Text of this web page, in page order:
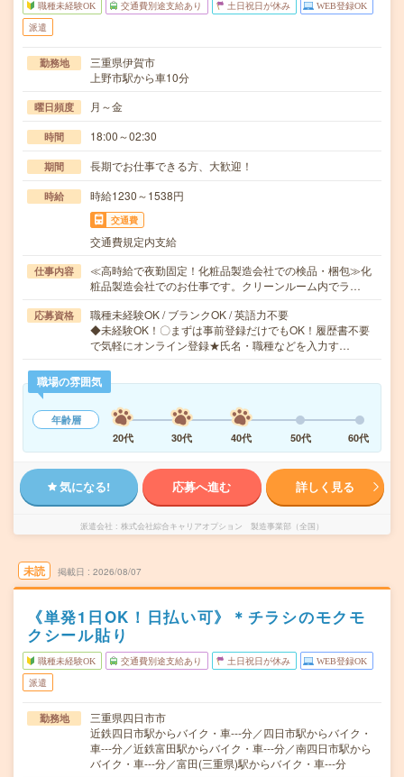
職種未経験OK 交通費別途支給あり 土日祝日が休み WEB登録OK
派遣
勤務地
三重県伊賀市
上野市駅から車10分
曜日頻度 月～金
時間 18:00～02:30
期間 長期でお仕事できる方、大歓迎！
時給 時給1230～1538円
交通費
交通費規定内支給
仕事内容
≪高時給で夜勤固定！化粧品製造会社での検品・梱包≫化
粧品製造会社でのお仕事です。クリーンルーム内でラ…
応募資格
職種未経験OK / ブランクOK / 英語力不要
◆未経験OK！〇まずは事前登録だけでもOK！履歴書不要
で気軽にオンライン登録★氏名・職種などを入力す…
職場の雰囲気
年齢層
20代
30代 40代 50代 60代
気になる! 応募へ進む 詳しく見る
派遣会社 株式会社綜合キャリアオプション 製造事業部（全国）
未読 掲載日 2026/08/07
《単発1日OK！日払い可》＊チラシのモクモ
クシール貼り
職種未経験OK 交通費別途支給あり 土日祝日が休み WEB登録OK
派遣
勤務地
三重県四日市市
近鉄四日市駅からバイク・車---分／四日市駅からバイク・
車---分／近鉄富田駅からバイク・車---分／南四日市駅から
バイク・車---分／富田(三重県)駅からバイク・車---分